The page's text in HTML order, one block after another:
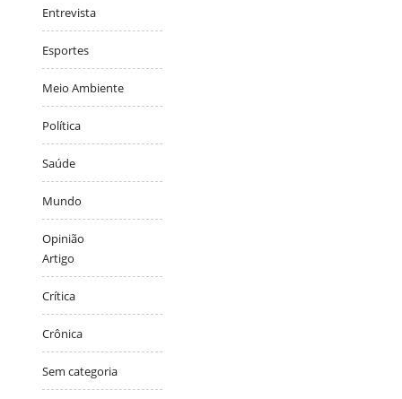
Entrevista
Esportes
Meio Ambiente
Política
Saúde
Mundo
Opinião
Artigo
Crítica
Crônica
Sem categoria